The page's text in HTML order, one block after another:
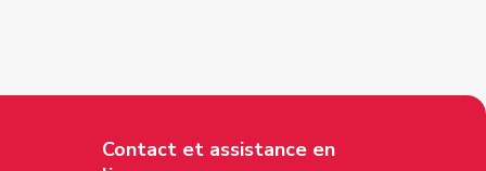
Contact et assistance en